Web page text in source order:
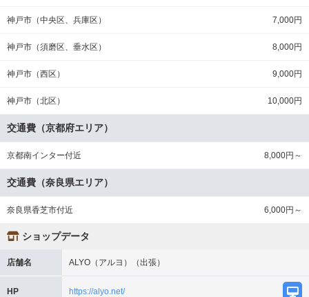
神戸市（中央区、兵庫区） 7,000円
神戸市（須磨区、垂水区） 8,000円
神戸市（西区） 9,000円
神戸市（北区） 10,000円
交通費（京都府エリア）
京都南インター付近 8,000円～
交通費（奈良県エリア）
奈良県香芝市付近 6,000円～
ショップデータ
店舗名 ALYO（アルヨ）（出張）
HP https://alyo.net/